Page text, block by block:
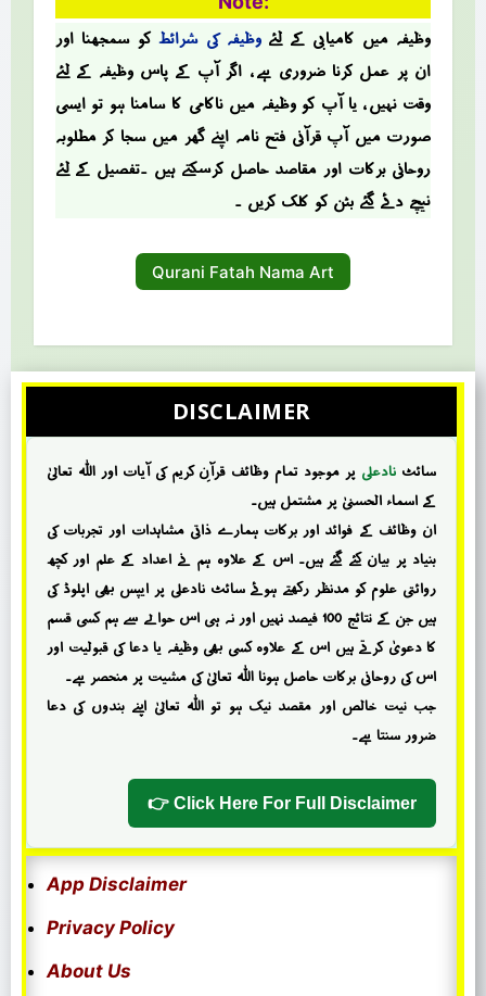
وظیفہ میں کامیابی کے لئے وظیفہ کی شرائط کو سمجھنا اور
ان پر عمل کرنا ضروری ہے ، اگر آپ کے پاس وظیفہ کے لئے
وقت نہیں ، یا آپ کو وظیفہ میں ناکامی کا سامنا ہو تو ایسی
صؤرت میں آپ قرآنی فتح نامہ اپنے گھر میں سجا کر مطلوبہ
روحانی برکات اور مقاصد حاصل کرسکتے ہیں ۔تفصیل کے لئے
نیچے دئے گئے بٹن کو کلک کریں ۔
Qurani Fatah Nama Art
DISCLAIMER
سائٹ نادعلی پر موجود تمام وظائف قرآنِ کریم کی آیات اور اللہ تعالیٰ
کے اسماء الحسنیٰ پر مشتمل ہیں۔
ان وظائف کے فوائد اور برکات ہمارے ذاتی مشاہدات اور تجربات کی
بنیاد پر بیان کئے گئے ہیں۔ اس کے علاوہ ہم نے اعداد کے علم اور کچھ
روائتی علوم کو مدنظر رکھتے ہوئے سائٹ نادعلی پر ایپس بھی اپلوڈ کی
ہیں جن کے نتائج 100 فیصد نہیں اور نہ ہی اس حوالے سے ہم کسی قسم
کا دعویٰ کرتے ہیں اس کے علاوہ کسی بھی وظیفہ یا دعا کی قبولیت اور
اس کی روحانی برکات حاصل ہونا اللہ تعالیٰ کی مشیت پر منحصر ہے۔
جب نیت خالص اور مقصد نیک ہو تو اللہ تعالیٰ اپنے بندوں کی دعا
ضرور سنتا ہے۔
Click Here For Full Disclaimer 👉
App Disclaimer
Privacy Policy
About Us